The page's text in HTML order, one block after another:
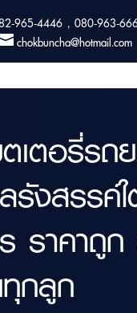
965-4446 , 080-963-
chokbuncha@hotmail.com
เตอรี่รถ
รังสรรค์
ราคาถู
กลูก